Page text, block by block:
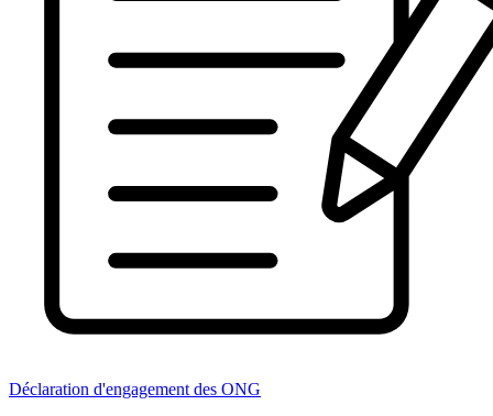
Déclaration d'engagement des ONG